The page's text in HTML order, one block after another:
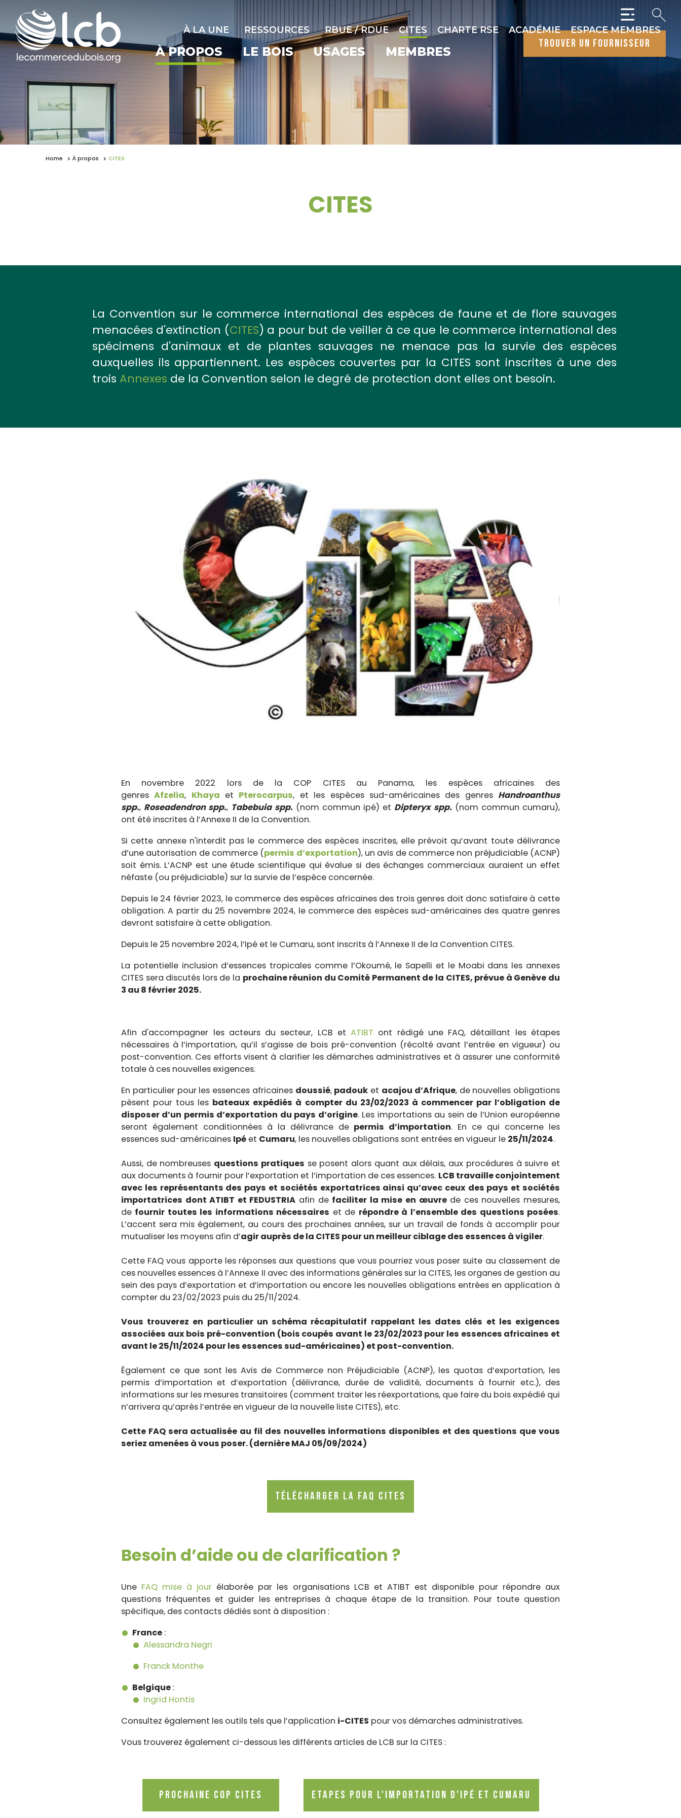
À LA UNE RESSOURCES RBUE / RDUE CITES CHARTE RSE ACADÉMIE ESPACE MEMBRES
À PROPOS LE BOIS USAGES MEMBRES
trouver un fournisseur
Home À propos CITES
CITES
La Convention sur le commerce international des espèces de faune et de flore sauvages
menacées d'extinction (CITES) a pour but de veiller à ce que le commerce international des
spécimens d'animaux et de plantes sauvages ne menace pas la survie des espèces
auxquelles ils appartiennent. Les espèces couvertes par la CITES sont inscrites à une des
trois Annexes de la Convention selon le degré de protection dont elles ont besoin.
En novembre 2022 lors de la COP CITES au Panama, les espèces africaines des
genresAfzelia, Khaya et Pterocarpus, et les espèces sud-américaines des genres Handroanthus
spp., Roseadendron spp., Tabebuia spp.(nom commun ipé) et Dipteryx spp.(nom commun cumaru),
ont été inscrites à l’Annexe II de la Convention.
Si cette annexe n'interdit pas le commerce des espèces inscrites, elle prévoit qu’avant toute délivrance
d’une autorisation de commerce (permis d’exportation), un avis de commerce non préjudiciable (ACNP)
soit émis. L’ACNP est une étude scientifique qui évalue si des échanges commerciaux auraient un effet
néfaste (ou préjudiciable) sur la survie de l’espèce concernée.
Depuis le 24 février 2023, le commerce des espèces africaines des trois genres doit donc satisfaire à cette
obligation. A partir du 25 novembre 2024, le commerce des espèces sud-américaines des quatre genres
devront satisfaire à cette obligation.
Depuis le 25 novembre 2024, l’Ipé et le Cumaru, sont inscrits à l’Annexe II de la Convention CITES.
La potentielle inclusion d’essences tropicales comme l’Okoumé, le Sapelli et le Moabi dans les annexes
CITES sera discutés lors de la prochaine réunion du Comité Permanent de la CITES, prévue à Genève du
3 au 8 février 2025.
Afin d'accompagner les acteurs du secteur, LCB etATIBT ont rédigé une FAQ, détaillant les étapes
nécessaires à l’importation, qu’il s’agisse de bois pré-convention (récolté avant l’entrée en vigueur) ou
post-convention. Ces efforts visent à clarifier les démarches administratives et à assurer une conformité
totale à ces nouvelles exigences.
En particulier pour les essences africaines doussié, padouk et acajou d’Afrique, de nouvelles obligations
pèsent pour tous les bateaux expédiés à compter du 23/02/2023 à commencer par l’obligation de
disposer d’un permis d’exportation du pays d’origine. Les importations au sein de l’Union européenne
seront également conditionnées à la délivrance de permis d’importation. En ce qui concerne les
essences sud-américaines Ipé et Cumaru, les nouvelles obligations sont entrées en vigueur le 25/11/2024.
Aussi, de nombreuses questions pratiques se posent alors quant aux délais, aux procédures à suivre et
aux documents à fournir pour l’exportation et l’importation de ces essences. LCB travaille conjointement
avec les représentants des pays et sociétés exportatrices ainsi qu’avec ceux des pays et sociétés
importatrices dont ATIBT et FEDUSTRIA afin de faciliter la mise en œuvrede ces nouvelles mesures,
de fournir toutes les informations nécessaires et de répondre à l’ensemble des questions posées.
L’accent sera mis également, au cours des prochaines années, sur un travail de fonds à accomplir pour
mutualiser les moyens afin d’agir auprès de la CITES pour un meilleur ciblage des essences à vigiler.
Cette FAQ vous apporte les réponses aux questions que vous pourriez vous poser suite au classement de
ces nouvelles essences à l’Annexe II avec des informations générales sur la CITES, les organes de gestion au
sein des pays d’exportation et d’importation ou encore les nouvelles obligations entrées en application à
compter du 23/02/2023 puis du 25/11/2024.
Vous trouverez en particulier un schéma récapitulatif rappelant les dates clés et les exigences
associées aux bois pré-convention (bois coupés avant le 23/02/2023 pour les essences africaines et
avant le 25/11/2024 pour les essences sud-américaines) et post-convention.
Également ce que sont les Avis de Commerce non Préjudiciable (ACNP), les quotas d’exportation, les
permis d’importation et d’exportation (délivrance, durée de validité, documents à fournir etc.), des
informations sur les mesures transitoires (comment traiter les réexportations, que faire du bois expédié qui
n’arrivera qu’après l’entrée en vigueur de la nouvelle liste CITES), etc.
Cette FAQ sera actualisée au fil des nouvelles informations disponibles et des questions que vous
seriez amenées à vous poser. (dernière MAJ 05/09/2024)
Télécharger la FAQ CITES
Besoin d’aide ou de clarification ?
Une FAQ mise à jour élaborée par les organisations LCB et ATIBT est disponible pour répondre aux
questions fréquentes et guider les entreprises à chaque étape de la transition. Pour toute question
spécifique, des contacts dédiés sont à disposition :
France :
Alessandra Negri
Franck Monthe
Belgique :
Ingrid Hontis
Consultez également les outils tels que l’application i-CITES pour vos démarches administratives.
Vous trouverez également ci-dessous les différents articles de LCB sur la CITES :
Prochaine COP CITES Etapes pour l'importation d'Ipé et Cumaru